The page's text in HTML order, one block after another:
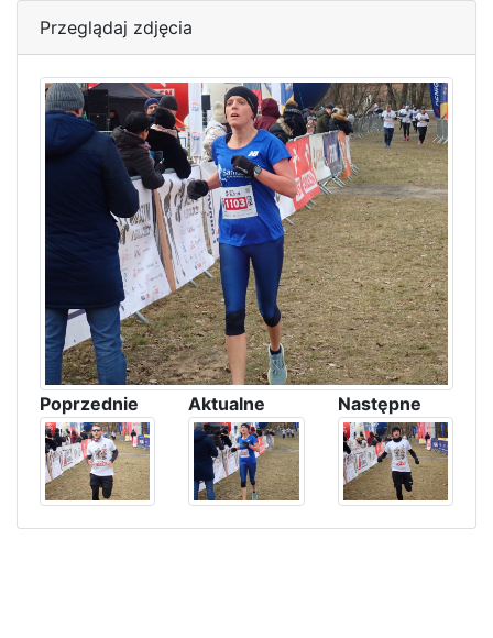
Przeglądaj zdjęcia
Poprzednie Aktualne Następne